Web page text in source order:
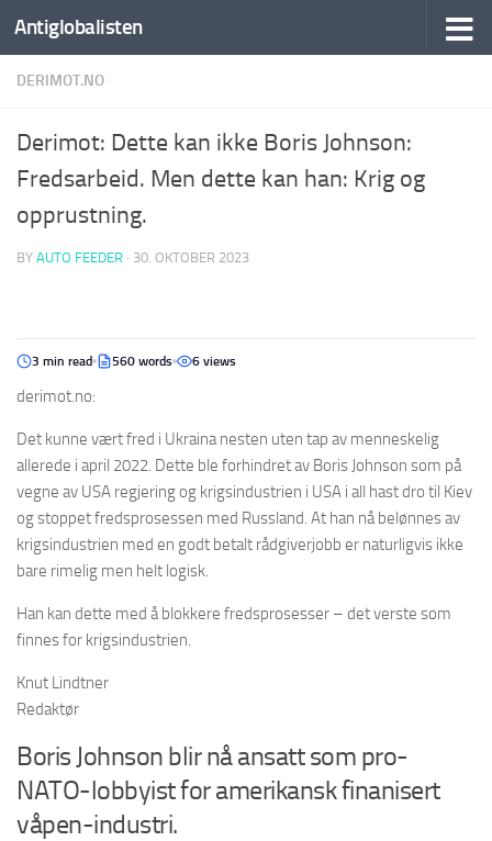
Antiglobalisten
DERIMOT.NO
Derimot: Dette kan ikke Boris Johnson:
Fredsarbeid. Men dette kan han: Krig og
opprustning.
BY AUTO FEEDER · 30. OKTOBER 2023
3 min read 560 words 6 views
derimot.no:
Det kunne vært fred i Ukraina nesten uten tap av menneskelig
allerede i april 2022. Dette ble forhindret av Boris Johnson som på
vegne av USA regjering og krigsindustrien i USA i all hast dro til Kiev
og stoppet fredsprosessen med Russland. At han nå belønnes av
krigsindustrien med en godt betalt rådgiverjobb er naturligvis ikke
bare rimelig men helt logisk.
Han kan dette med å blokkere fredsprosesser – det verste som
finnes for krigsindustrien.
Knut Lindtner
Redaktør
Boris Johnson blir nå ansatt som pro-
NATO-lobbyist for amerikansk finanisert
våpen-industri.